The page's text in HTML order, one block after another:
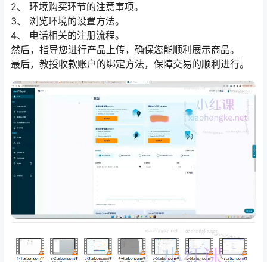
2、 环境购买环节的注意事项。
3、 浏览环境的设置方法。
4、 电话相关的注册流程。
然后，指导您进行产品上传，确保您能顺利展示商品。
最后，教授收款账户的绑定方法，保障交易的顺利进行。